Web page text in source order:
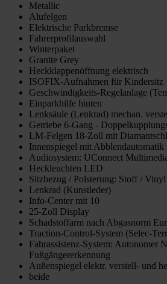
Metallic
Alufelgen
Elektrische Parkbremse
Fahrerprofilauswahl
Winterpaket
Granite Grey
Heckklappenöffnung elektrisch
ISOFIX-Aufnahmen für Kindersitz
Geschwindigkeits-Regelanlage
Einparkhilfe hinten
Lenksäule (Lenkrad) mechan.
Getriebe 6-Gang -
LM-Felgen 18-Zoll mit
Innenspiegel mit Abblendautomatik
Audiosystem: UConnect
Heckleuchten LED
Sitzbezug / Polsterung: Stoff / Vinyl
Lenkrad (Kunstleder)
Info-Center mit 10
25-Zoll Display
Schadstoffarm nach Abgasnorm
Traction-Control-System (Selec-
Fahrassistenz-System: Autonomer
Fußgängererkennung
Außenspiegel elektr. verstell- und
beide